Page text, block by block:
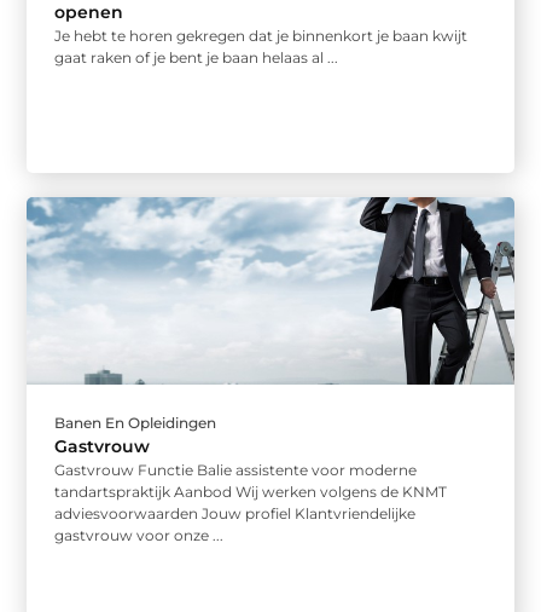
openen
Je hebt te horen gekregen dat je binnenkort je baan kwijt
gaat raken of je bent je baan helaas al ...
Banen En Opleidingen
Gastvrouw
Gastvrouw Functie Balie assistente voor moderne
tandartspraktijk Aanbod Wij werken volgens de KNMT
adviesvoorwaarden Jouw profiel Klantvriendelijke
gastvrouw voor onze ...